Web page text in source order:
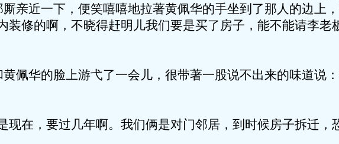
亲近一下，便笑嘻嘻地拉著黄佩华的手坐到了那人的边上
装修的啊，不晓得赶明儿我们要是买了房子，能不能请李老
华的脸上游弋了一会儿，很带著一股说不出来的味道说：
在，要过几年啊。我们俩是对门邻居，到时候房子拆迁，